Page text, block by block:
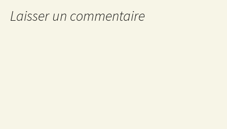
Laisser un commentaire